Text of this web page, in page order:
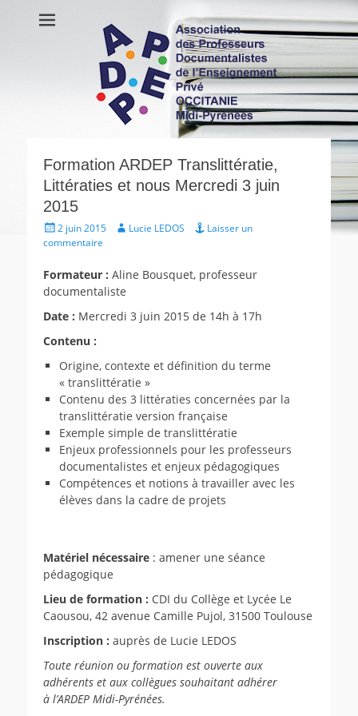
APDEP Occitanie
Midi-Pyrénées
Association des Professeurs Documentalistes de l'Enseignement
Privé OCCITANIE Midi-Pyrénnees Association Actualités Vie de
l’association Ressources
Formation ARDEP Translittératie,
Littératies et nous Mercredi 3 juin
2015
Écrit
le
2 juin 2015 AuteurLucie LEDOS
Laisser un
commentaire
Formateur : Aline Bousquet, professeur
documentaliste
Date : Mercredi 3 juin 2015 de 14h à 17h
Contenu :
Origine, contexte et définition du terme
« translittératie »
Contenu des 3 littératies concernées par la
translittératie version française
Exemple simple de translittératie
Enjeux professionnels pour les professeurs
documentalistes et enjeux pédagogiques
Compétences et notions à travailler avec les
élèves dans la cadre de projets
Matériel nécessaire : amener une séance
pédagogique
Lieu de formation : CDI du Collège et Lycée Le
Caousou, 42 avenue Camille Pujol, 31500 Toulouse
Inscription : auprès de Lucie LEDOS
Toute réunion ou formation est ouverte aux
adhérents et aux collègues souhaitant adhérer
à l’ARDEP Midi-Pyrénées.